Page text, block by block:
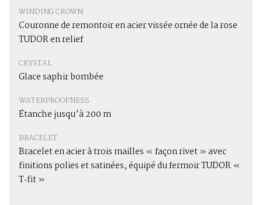
WINDING CROWN
Couronne de remontoir en acier vissée ornée de la rose
TUDOR en relief
CRYSTAL
Glace saphir bombée
WATERPROOFNESS
Étanche jusqu’à 200 m
BRACELET
Bracelet en acier à trois mailles « façon rivet » avec
finitions polies et satinées, équipé du fermoir TUDOR «
T‑fit »